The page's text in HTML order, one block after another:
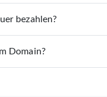
bezahlen?
Domain?